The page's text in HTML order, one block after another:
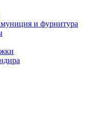
и фурнитура